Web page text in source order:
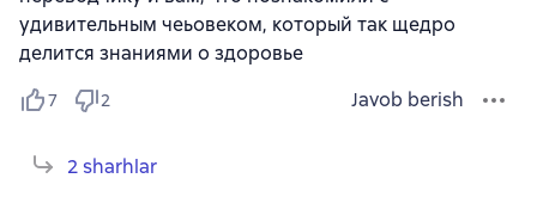
удивительным чеьовеком, который так щедро
делится знаниями о здоровье
7 2 Javob berish
2 sharhlar